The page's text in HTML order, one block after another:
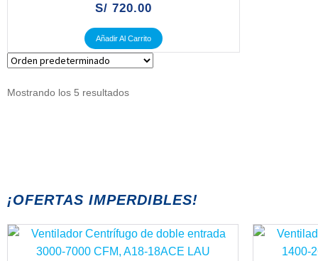
S/ 720.00
Añadir Al Carrito
Mostrando los 5 resultados
¡OFERTAS IMPERDIBLES!